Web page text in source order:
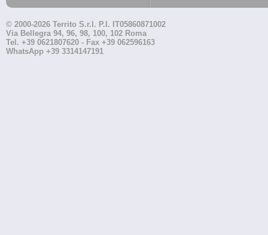
© 2000-2026 Territo S.r.l. P.I. IT05860871002
Via Bellegra 94, 96, 98, 100, 102 Roma
Tel. +39 0621807620 - Fax +39 062596163
WhatsApp +39 3314147191